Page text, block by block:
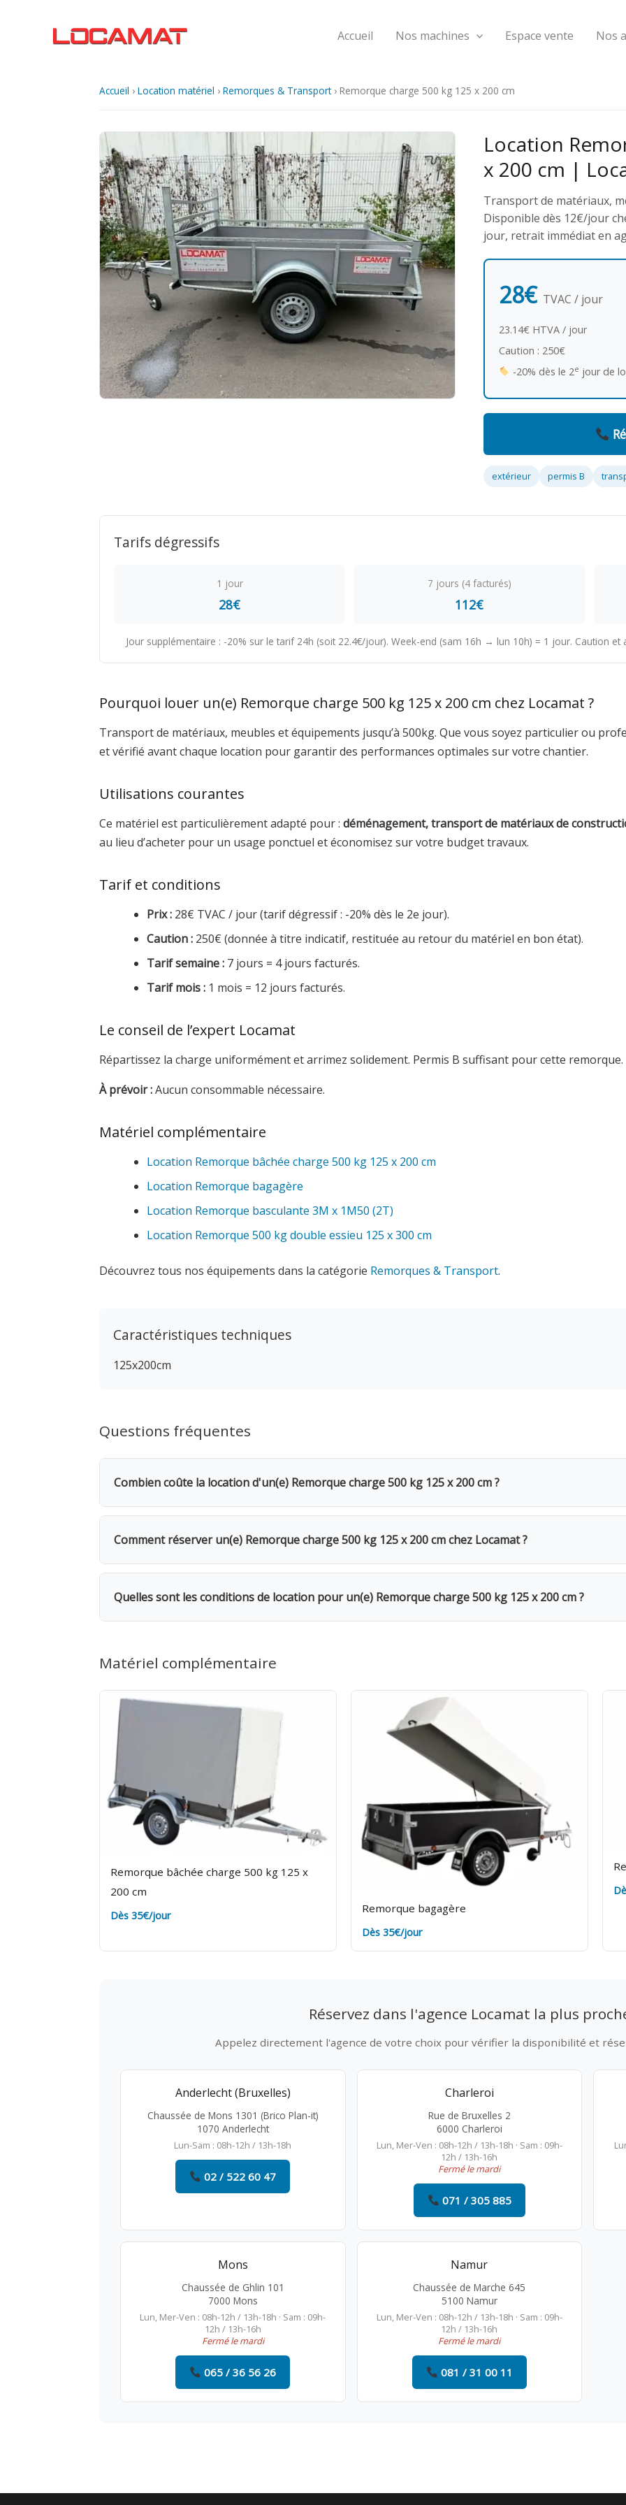
Accueil Nos machines Espace vente Nos
Accueil › Location matériel › Remorques & Transport › Remorque charge 500 kg 125 x 200 cm
Location
x 200 cm |
Transport de matériaux,
Disponible dès 12€/jour
jour, retrait immédiat en
28€ TVAC / jour
23.14€ HTVA / jour
Caution : 250€
-20% dès le 2e jour de
extérieur permis B
Tarifs dégressifs
1 jour
28€
7 jours (4 facturés)
112€
Jour supplémentaire : -20% sur le tarif 24h (soit 22.4€/jour). Week-end (sam 16h → lun 10h) = 1 jour. Caution
Pourquoi louer un(e) Remorque charge 500 kg 125 x 200 cm chez Locamat ?
Transport de matériaux, meubles et équipements jusqu’à 500kg. Que vous soyez particulier ou
et vérifié avant chaque location pour garantir des performances optimales sur votre chantier.
Utilisations courantes
Ce matériel est particulièrement adapté pour : déménagement, transport de matériaux de
au lieu d’acheter pour un usage ponctuel et économisez sur votre budget travaux.
Tarif et conditions
Prix : 28€ TVAC / jour (tarif dégressif : -20% dès le 2e jour).
Caution : 250€ (donnée à titre indicatif, restituée au retour du matériel en bon état).
Tarif semaine : 7 jours = 4 jours facturés.
Tarif mois : 1 mois = 12 jours facturés.
Le conseil de l’expert Locamat
Répartissez la charge uniformément et arrimez solidement. Permis B suffisant pour cette remorque.
À prévoir :Aucun consommable nécessaire.
Matériel complémentaire
Location Remorque bâchée charge 500 kg 125 x 200 cm
Location Remorque bagagère
Location Remorque basculante 3M x 1M50 (2T)
Location Remorque 500 kg double essieu 125 x 300 cm
Découvrez tous nos équipements dans la catégorie Remorques & Transport.
Caractéristiques techniques
125x200cm
Questions fréquentes
Combien coûte la location d'un(e) Remorque charge 500 kg 125 x 200 cm ?
La location d'un(e) Remorque charge 500 kg 125 x 200 cm coûte 28€ TVAC par jour (23.14€
Dès le 2e jour, bénéficiez d'une remise de 20%. Pour une semaine complète, seuls 4 jours sont
Comment réserver un(e) Remorque charge 500 kg 125 x 200 cm chez Locamat ?
Rendez-vous dans l'une de nos 5 agences en Belgique ou appelez-nous pour vérifier la
même, avec possibilité de livraison sur votre chantier. Répartissez la charge uniformément et
pour cette remorque.
Quelles sont les conditions de location pour un(e) Remorque charge 500 kg 125 x 200 cm ?
avant de partir. Rendez-la propre et dans les délais. Assurance bris de machine en option.
Matériel complémentaire
Remorque bâchée charge 500 kg 125 x
200 cm
Dès 35€/jour
Remorque bagagère
Dès 35€/jour
Réservez dans l'agence Locamat la plus
Appelez directement l'agence de votre choix pour vérifier la disponibilité et
Anderlecht (Bruxelles)
Chaussée de Mons 1301 (Brico Plan-it)
1070 Anderlecht
Lun-Sam : 08h-12h / 13h-18h
02 / 522 60 47
Charleroi
Rue de Bruxelles 2
6000 Charleroi
Lun, Mer-Ven : 08h-12h / 13h-18h · Sam : 09h-
12h / 13h-16h
Fermé le mardi
071 / 305 885
Mons
Chaussée de Ghlin 101
7000 Mons
Lun, Mer-Ven : 08h-12h / 13h-18h · Sam : 09h-
12h / 13h-16h
Fermé le mardi
065 / 36 56 26
Namur
Chaussée de Marche 645
5100 Namur
Lun, Mer-Ven : 08h-12h / 13h-18h · Sam : 09h-
12h / 13h-16h
Fermé le mardi
081 / 31 00 11